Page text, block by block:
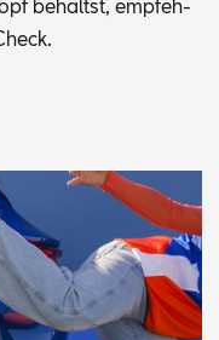
be­hältst, emp­feh­